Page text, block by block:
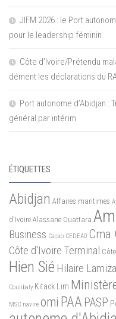
JIFM 2026 : le Port
pour le leadership féminin
Côte d’Ivoire/Prétendu
dément les déclarations du
Port autonome d’Abidjan :
général par intérim
ÉTIQUETTES
Abidjan Affaires maritimes
d'Ivoire Alassane Ouattara
Business Cacao CEDEAO Cma
Côte d'Ivoire Terminal
Hien Sié Hilaire
Coulibaly Kitack Lim
MSC navire omi PAA PASP